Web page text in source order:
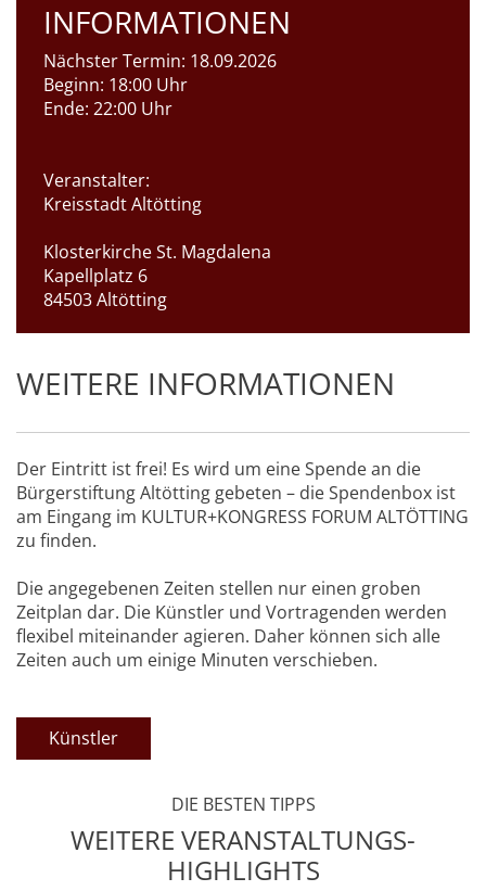
INFORMATIONEN
Nächster Termin: 18.09.2026
Beginn: 18:00 Uhr
Ende: 22:00 Uhr
Veranstalter:
Kreisstadt Altötting
Klosterkirche St. Magdalena
Kapellplatz 6
84503 Altötting
WEITERE INFORMATIONEN
Der Eintritt ist frei! Es wird um eine Spende an die
Bürgerstiftung Altötting gebeten – die Spendenbox ist
am Eingang im KULTUR+KONGRESS FORUM ALTÖTTING
zu finden.
Die angegebenen Zeiten stellen nur einen groben
Zeitplan dar. Die Künstler und Vortragenden werden
flexibel miteinander agieren. Daher können sich alle
Zeiten auch um einige Minuten verschieben.
Künstler
DIE BESTEN TIPPS
WEITERE VERANSTALTUNGS-
HIGHLIGHTS